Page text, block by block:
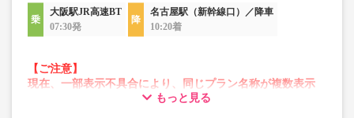
大阪駅JR高速BT
07:30発
名古屋駅（新幹線口）／降車
10:20着
【ご注意】
現在、一部表示不具合により、同じプラン名称が複数表示
される場合がございます。もっと見る